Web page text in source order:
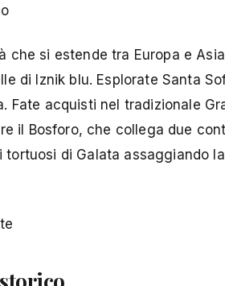
si estende tra Europa e
di Iznik blu. Esplorate Santa
acquisti nel tradizionale
il Bosforo, che collega due
di Galata assaggiando